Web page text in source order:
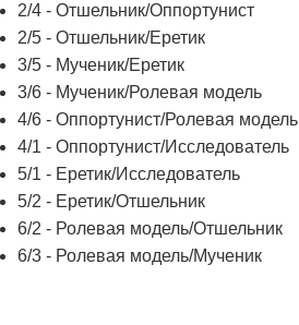
2/4 - Отшельник/Оппортунист
2/5 - Отшельник/Еретик
3/5 - Мученик/Еретик
3/6 - Мученик/Ролевая модель
4/6 - Оппортунист/Ролевая модель
4/1 - Оппортунист/Исследователь
5/1 - Еретик/Исследователь
5/2 - Еретик/Отшельник
6/2 - Ролевая модель/Отшельник
6/3 - Ролевая модель/Мученик